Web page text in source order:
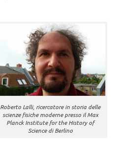
Roberto Lalli, ricercatore in storia delle
scienze fisiche moderne presso il Max
Planck Institute for the History of
Science di Berlino